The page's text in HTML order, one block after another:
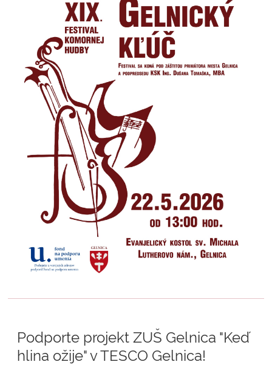
Podporte projekt ZUŠ Gelnica "Keď
hlina ožije" v TESCO Gelnica!